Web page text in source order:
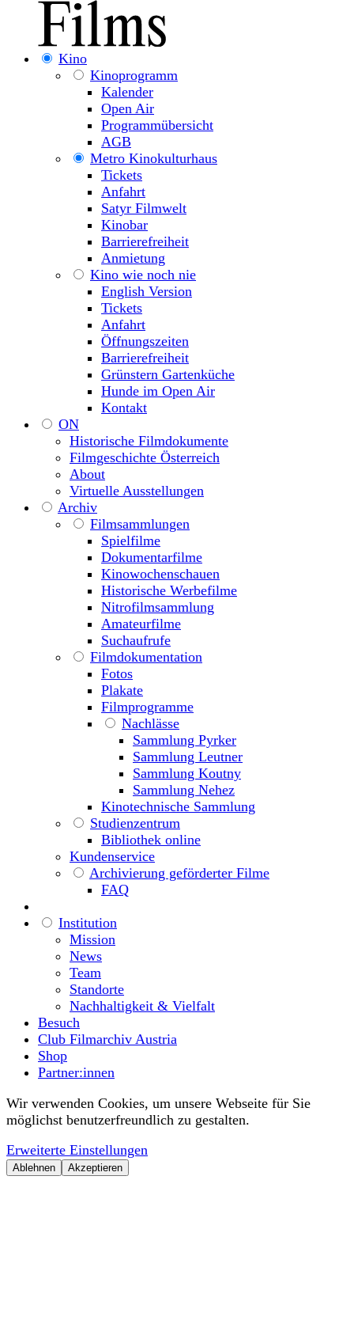
Kino
Kinoprogramm
Kalender
Open Air
Programmübersicht
AGB
Metro Kinokulturhaus
Tickets
Anfahrt
Satyr Filmwelt
Kinobar
Barrierefreiheit
Anmietung
Kino wie noch nie
English Version
Tickets
Anfahrt
Öffnungszeiten
Barrierefreiheit
Grünstern Gartenküche
Hunde im Open Air
Kontakt
ON
Historische Filmdokumente
Filmgeschichte Österreich
About
Virtuelle Ausstellungen
Archiv
Filmsammlungen
Spielfilme
Dokumentarfilme
Kinowochenschauen
Historische Werbefilme
Nitrofilmsammlung
Amateurfilme
Suchaufrufe
Filmdokumentation
Fotos
Plakate
Filmprogramme
Nachlässe
Sammlung Pyrker
Sammlung Leutner
Sammlung Koutny
Sammlung Nehez
Kinotechnische Sammlung
Studienzentrum
Bibliothek online
Kundenservice
Archivierung geförderter Filme
FAQ
Institution
Mission
News
Team
Standorte
Nachhaltigkeit & Vielfalt
Besuch
Club Filmarchiv Austria
Shop
Partner:innen
Wir verwenden Cookies, um unsere Webseite für Sie
möglichst benutzerfreundlich zu gestalten.
Erweiterte Einstellungen
Ablehnen Akzeptieren